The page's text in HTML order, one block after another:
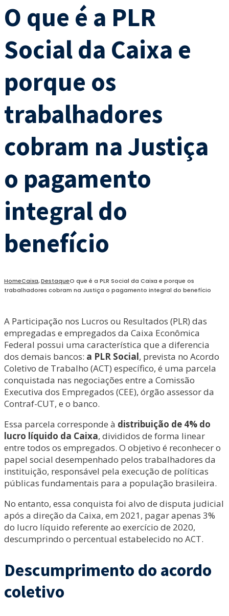
O que é a PLR
Social da Caixa e
porque os
trabalhadores
cobram na Justiça
o pagamento
integral do
benefício
HomeCaixa,DestaqueO que é a PLR Social da Caixa e porque os
trabalhadores cobram na Justiça o pagamento integral do benefício
A Participação nos Lucros ou Resultados (PLR) das
empregadas e empregados da Caixa Econômica
Federal possui uma característica que a diferencia
dos demais bancos: a PLR Social, prevista no Acordo
Coletivo de Trabalho (ACT) específico, é uma parcela
conquistada nas negociações entre a Comissão
Executiva dos Empregados (CEE), órgão assessor da
Contraf-CUT, e o banco.
Essa parcela corresponde à distribuição de 4% do
lucro líquido da Caixa, divididos de forma linear
entre todos os empregados. O objetivo é reconhecer o
papel social desempenhado pelos trabalhadores da
instituição, responsável pela execução de políticas
públicas fundamentais para a população brasileira.
No entanto, essa conquista foi alvo de disputa judicial
após a direção da Caixa, em 2021, pagar apenas 3%
do lucro líquido referente ao exercício de 2020,
descumprindo o percentual estabelecido no ACT.
Descumprimento do acordo
coletivo